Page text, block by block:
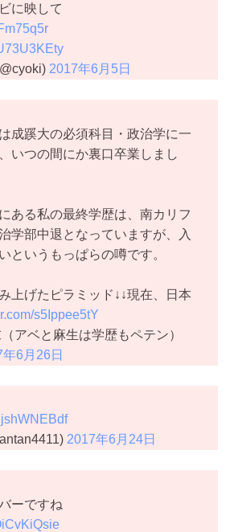
に映して
2017年6月5日
成蹊大の必須科目・政治学に一
いつの間にか裏口卒業しまし
ある私の最終学歴は、南カリフ
学部中退となっていますが、入
というもっぱらの噂です。
上げたピラミッド↓↓現在、日本
s5Ippee5tY
アベと麻生は学歴もペテン）
6月26日
2017年6月24日
ーですね